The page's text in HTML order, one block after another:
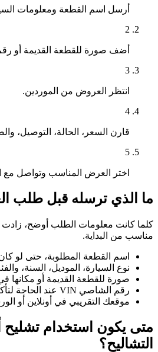
أرسل اسم القطعة ومعلومات
2
أضف صورة للقطعة القديمة أو
3
انتظر العروض من الموردين.
4
قارن السعر، الحالة، التوصيل،
5
اختر العرض المناسب وتواصل مع
ما الذي ترسله قبل طلب
كلما كانت معلومات الطلب أوضح،
مناسب من البداية.
اسم القطعة المطلوبة، حتى لو
نوع السيارة، الموديل، السنة،
صورة للقطعة القديمة أو مكانها
رقم الشاصي VIN عند الحاجة لتأكيد التوافق.
موقعك التقريبي في أونلاين أو
متى يكون استخدام
التشاليح؟